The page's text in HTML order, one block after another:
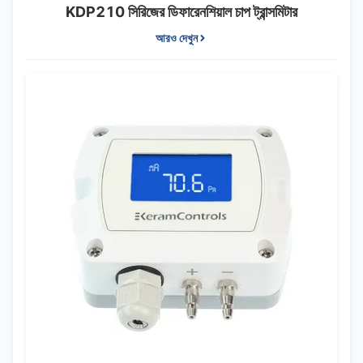
KDP210 সিরিজের ডিফারেনশিয়াল চাপ ট্রান্সমিটার
আরও দেখুন